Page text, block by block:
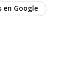
en Google